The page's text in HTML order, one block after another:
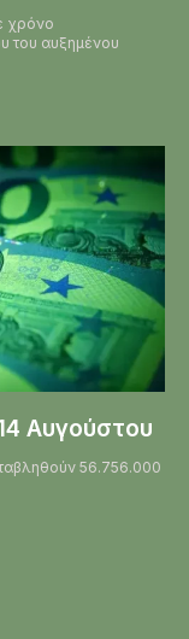
του αυξημένου
Αυγούστου
56.756.000